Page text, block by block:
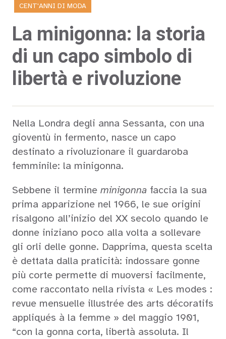
CENT'ANNI DI MODA
La minigonna: la storia
di un capo simbolo di
libertà e rivoluzione
Nella Londra degli anna Sessanta, con una
gioventù in fermento, nasce un capo
destinato a rivoluzionare il guardaroba
femminile: la minigonna.
Sebbene il termine minigonna faccia la sua
prima apparizione nel 1966, le sue origini
risalgono all’inizio del XX secolo quando le
donne iniziano poco alla volta a sollevare
gli orli delle gonne. Dapprima, questa scelta
è dettata dalla praticità: indossare gonne
più corte permette di muoversi facilmente,
come raccontato nella rivista « Les modes :
revue mensuelle illustrée des arts décoratifs
appliqués à la femme » del maggio 1901,
“con la gonna corta, libertà assoluta. Il